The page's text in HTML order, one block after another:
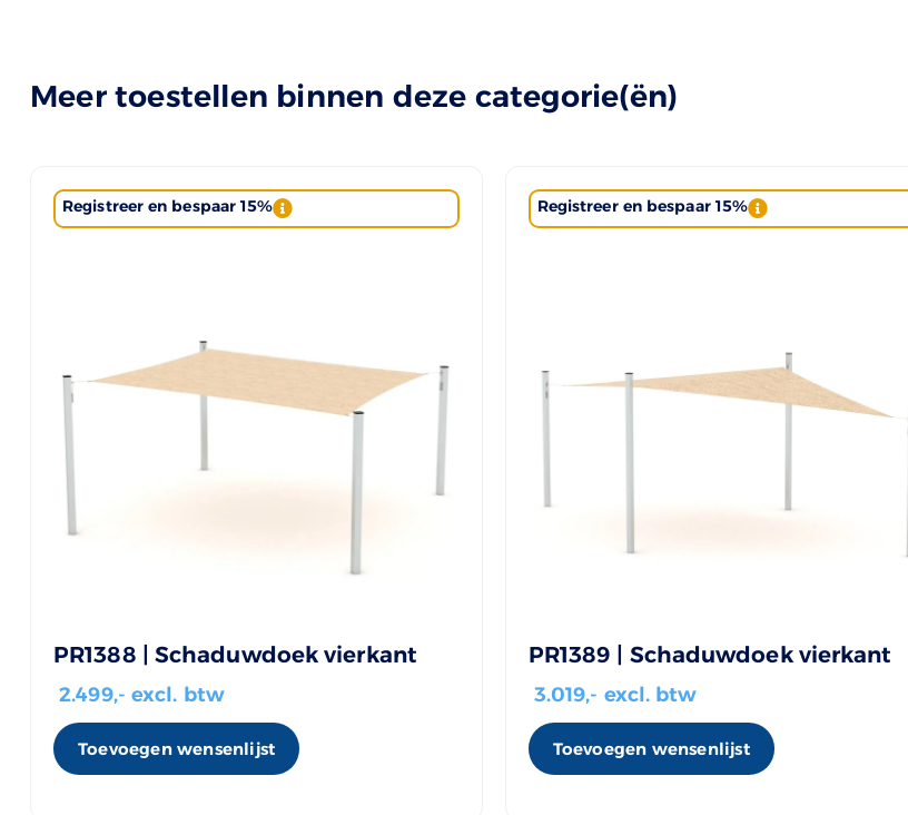
Meer toestellen binnen deze categorie(ën)
Registreer en bespaar 15%
PR1388 | Schaduwdoek vierkant
2.499,- excl. btw
Toevoegen wensenlijst
Registreer en bespaar 15%
PR1389 | Schaduwdoek vierkant
3.019,- excl. btw
Toevoegen wensenlijst